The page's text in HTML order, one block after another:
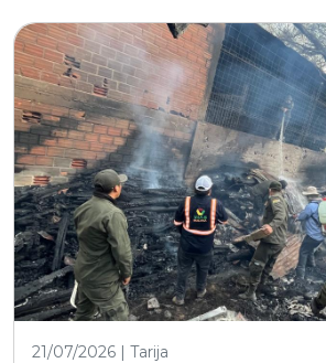
21/07/2026 | Tarija